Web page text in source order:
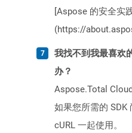
[Aspose 的安全实
(https://
我找不到我最喜欢
办？
Aspose.Total
如果您所需的 SDK
cURL 一起使用。